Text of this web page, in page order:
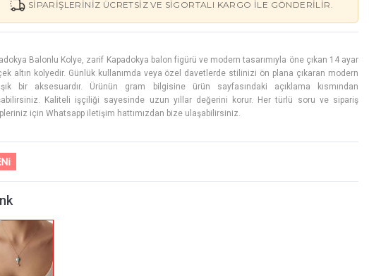
SIPARIŞLERINIZ ÜCRETSIZ VE SIGORTALI KARGO ILE GÖNDERILIR.
Balonlu Kolye, zarif Kapadokya balon figürü ve modern tasarımıyla öne çıkan 14 ayar
altın kolyedir. Günlük kullanımda veya özel davetlerde stilinizi ön plana çıkaran modern
bir aksesuardır. Ürünün gram bilgisine ürün sayfasındaki açıklama kısmından
Kaliteli işçiliği sayesinde uzun yıllar değerini korur. Her türlü soru ve sipariş
için Whatsapp iletişim hattımızdan bize ulaşabilirsiniz.